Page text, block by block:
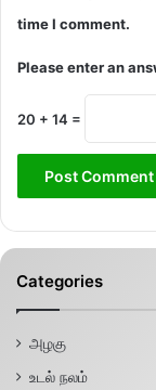
time I comment.
Please enter an
20 + 14 =
Categories
அழகு
உடல் நலம்